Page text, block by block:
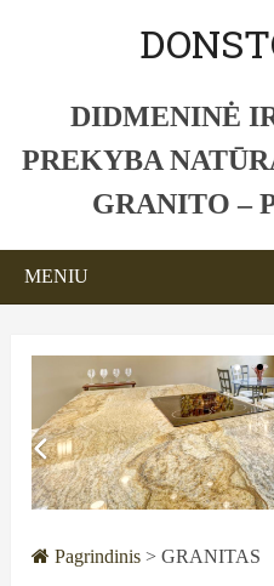
DIDMENINĖ
PREKYBA
GRANITO –
MENIU
Pagrindinis >GRANITAS